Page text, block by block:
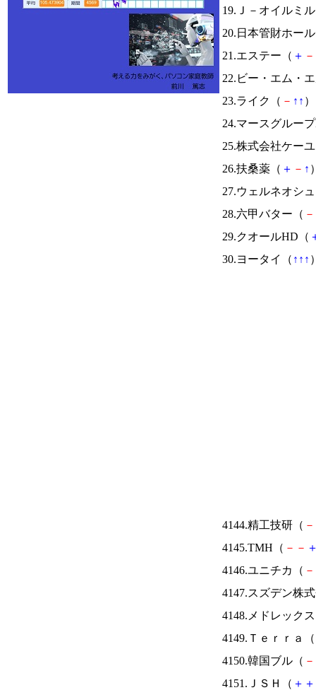
19.Ｊ－オイルミ
20.日本管財ホー
21.エステー（ ＋ －
22.ビー・エム・
23.ライク（ － ↑ ↑
24.マースグルー
25.株式会社ケー
26.扶桑薬（ ＋ － ↑
27.ウェルネオシ
28.六甲バター（ －
29.クオールHD（
30.ヨータイ（ ↑ ↑ ↑
4144.精工技研（ －
4145.TMH（ － －
4146.ユニチカ（ －
4147.スズデン株
4148.メドレック
4149.Ｔｅｒｒａ（
4150.韓国ブル（ －
4151.ＪＳＨ（ ＋ ＋